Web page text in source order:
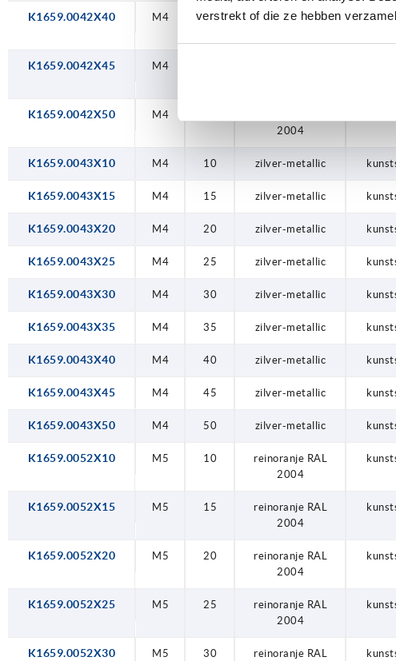
verstrekt of die ze hebben
K1659.0042X40 M4 40
reinoranje RAL
K1659.0042X45 M4
K1659.0042X50 M4
2004
K1659.0043X10 M4 10 zilver-metallic
K1659.0043X15 M4 15 zilver-metallic
K1659.0043X20 M4 20 zilver-metallic
K1659.0043X25 M4 25 zilver-metallic
K1659.0043X30 M4 30 zilver-metallic
K1659.0043X35 M4 35 zilver-metallic
K1659.0043X40 M4 40 zilver-metallic
K1659.0043X45 M4 45 zilver-metallic
K1659.0043X50 M4 50 zilver-metallic
K1659.0052X10 M5 10
reinoranje RAL
2004
K1659.0052X15 M5 15
reinoranje RAL
2004
K1659.0052X20 M5 20
reinoranje RAL
2004
K1659.0052X25 M5 25
reinoranje RAL
2004
K1659.0052X30 M5 30
reinoranje RAL